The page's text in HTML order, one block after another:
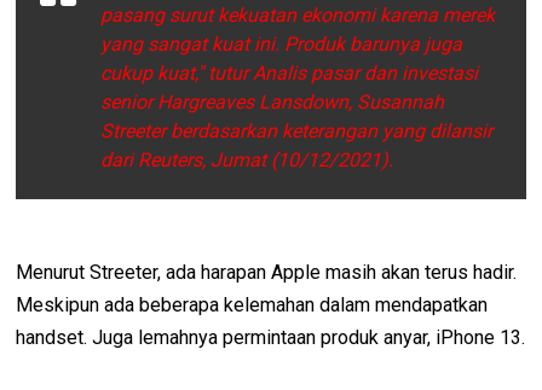
pasang surut kekuatan ekonomi karena merek
yang sangat kuat ini. Produk barunya juga
cukup kuat," tutur Analis pasar dan investasi
senior Hargreaves Lansdown, Susannah
Streeter berdasarkan keterangan yang dilansir
dari Reuters, Jumat (10/12/2021).
Menurut Streeter, ada harapan Apple masih akan terus hadir.
Meskipun ada beberapa kelemahan dalam mendapatkan
handset. Juga lemahnya permintaan produk anyar, iPhone 13.